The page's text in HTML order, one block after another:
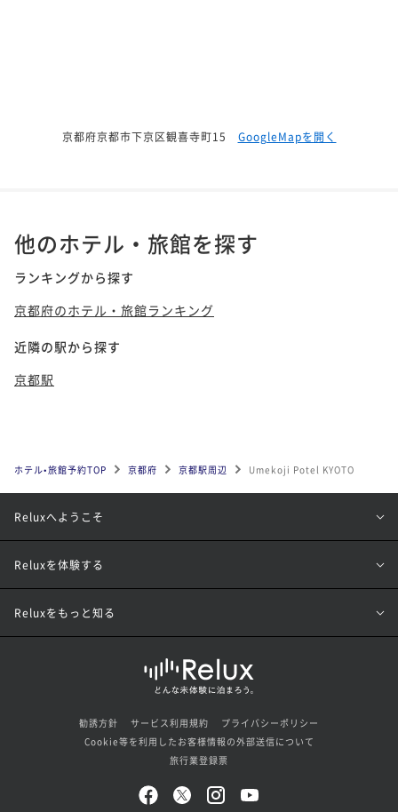
京都府京都市下京区観喜寺町15 GoogleMapを開く
他のホテル・旅館を探す
ランキングから探す
京都府のホテル・旅館ランキング
近隣の駅から探す
京都駅
ホテル•旅館予約TOP 京都府 京都駅周辺 Umekoji Potel KYOTO
Reluxへようこそ
Reluxを体験する
Reluxをもっと知る
勧誘方針 サービス利用規約
プライバシーポリシー
Cookie等を利用したお客様情報の外部送信について
旅行業登録票